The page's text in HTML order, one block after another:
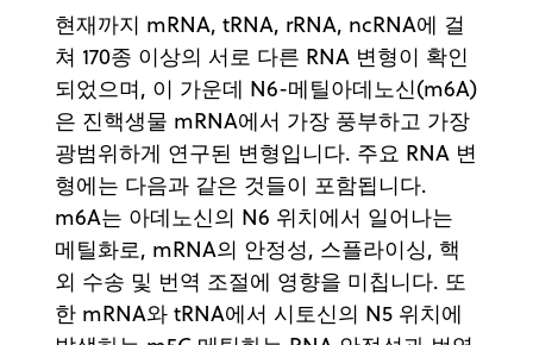
현재까지 mRNA, tRNA, rRNA, ncRNA에 걸
쳐 170종 이상의 서로 다른 RNA 변형이 확인
되었으며, 이 가운데 N6-메틸아데노신(m6A)
은 진핵생물 mRNA에서 가장 풍부하고 가장
광범위하게 연구된 변형입니다. 주요 RNA 변
형에는 다음과 같은 것들이 포함됩니다.
m6A는 아데노신의 N6 위치에서 일어나는
메틸화로, mRNA의 안정성, 스플라이싱, 핵
외 수송 및 번역 조절에 영향을 미칩니다. 또
한 mRNA와 tRNA에서 시토신의 N5 위치에